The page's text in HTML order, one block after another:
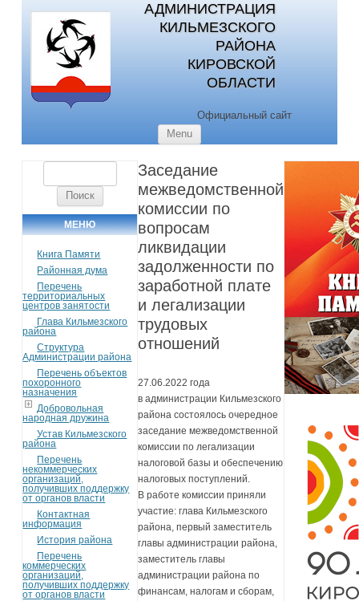
АДМИНИСТРАЦИЯ
КИЛЬМЕЗСКОГО
РАЙОНА
КИРОВСКОЙ
ОБЛАСТИ
Официальный сайт
Menu
МЕНЮ
Книга Памяти
Районная дума
Перечень
территориальных
центров занятости
Глава Кильмезского
района
Структура
Администрации района
Перечень объектов
похоронного
назначения
Добровольная
народная дружина
Устав Кильмезского
района
Перечень
некоммерческих
организаций,
получивших поддержку
от органов власти
Контактная
информация
История района
Перечень
коммерческих
организаций,
получивших поддержку
от органов власти
Заседание
межведомственной
комиссии по
вопросам
ликвидации
задолженности по
заработной плате
и легализации
трудовых
отношений
27.06.2022 года
в администрации Кильмезского
района состоялось очередное
заседание межведомственной
комиссии по легализации
налоговой базы и обеспечению
налоговых поступлений.
В работе комиссии приняли
участие: глава Кильмезского
района, первый заместитель
главы администрации района,
заместитель главы
администрации района по
финансам, налогам и сборам,